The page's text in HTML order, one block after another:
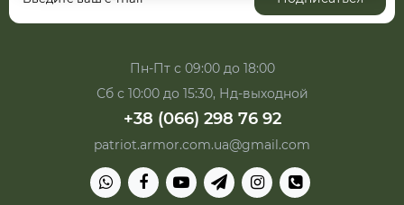
Пн-Пт с 09:00 до 18:00
Сб с 10:00 до 15:30, Нд-выходной
+38 (066) 298 76 92
patriot.armor.com.ua@gmail.com